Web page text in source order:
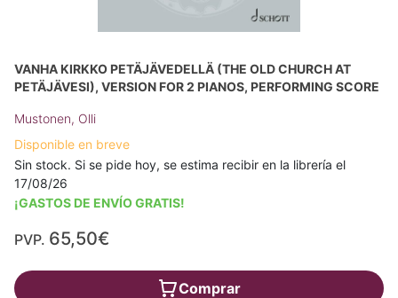
VANHA KIRKKO PETÄJÄVEDELLÄ (THE OLD CHURCH AT
PETÄJÄVESI), VERSION FOR 2 PIANOS, PERFORMING SCORE
Mustonen, Olli
Disponible en breve
Sin stock. Si se pide hoy, se estima recibir en la librería el
17/08/26
¡GASTOS DE ENVÍO GRATIS!
PVP. 65,50€
Comprar